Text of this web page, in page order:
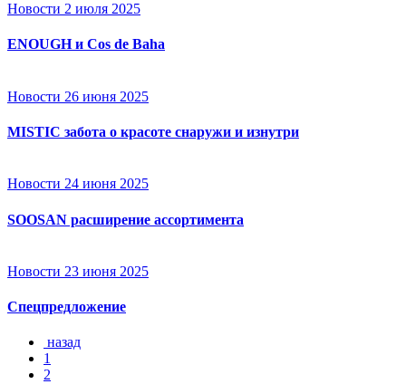
Новости 2 июля 2025
ENOUGH и Cos de Baha
Новости 26 июня 2025
MISTIC забота о красоте снаружи и изнутри
Новости 24 июня 2025
SOOSAN расширение ассортимента
Новости 23 июня 2025
Спецпредложение
назад
1
2